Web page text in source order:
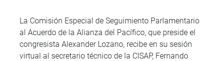
La Comisión Especial de Seguimiento Parlamentario
al Acuerdo de la Alianza del Pacífico, que preside el
congresista Alexander Lozano, recibe en su sesión
virtual al secretario técnico de la CISAP, Fernando